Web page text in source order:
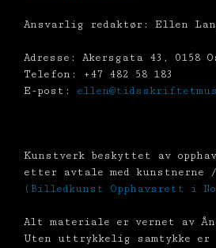
Ansvarlig redaktør: Ellen
Adresse: Akersgata 43, 0158
Telefon: +47 482 58 183
E-post:
Kunstverk beskyttet av
etter avtale med kunstnerne /
(Billedkunst Opphavsrett i
Alt materiale er vernet av
Uten uttrykkelig samtykke er